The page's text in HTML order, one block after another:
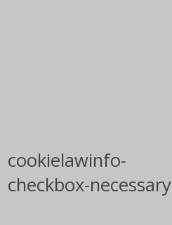
cookielawinfo-
checkbox-necessary